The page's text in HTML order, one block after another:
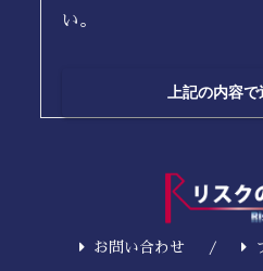
い。
お問い合わせ